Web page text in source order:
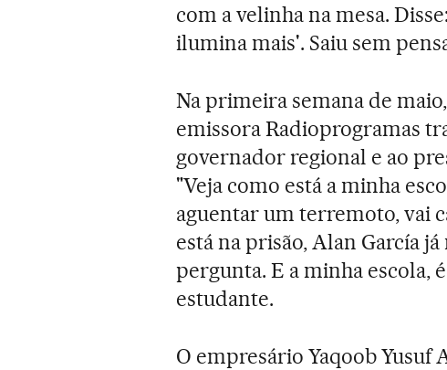
com a velinha na mesa.
ilumina mais'. Saiu sem
Na primeira semana de
emissora Radioprogramas
governador regional e ao
"Veja como está a minha
aguentar um terremoto, vai
está na prisão, Alan García
pergunta. E a minha escola,
estudante.
O empresário Yaqoob